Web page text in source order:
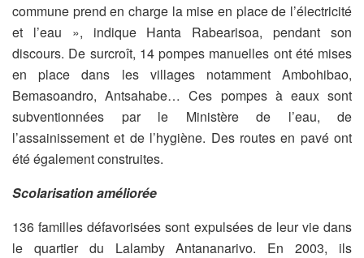
commune prend en charge la mise en place de l’électricité
et l’eau », indique Hanta Rabearisoa, pendant son
discours. De surcroît, 14 pompes manuelles ont été mises
en place dans les villages notamment Ambohibao,
Bemasoandro, Antsahabe… Ces pompes à eaux sont
subventionnées par le Ministère de l’eau, de
l’assainissement et de l’hygiène. Des routes en pavé ont
été également construites.
Scolarisation améliorée
136 familles défavorisées sont expulsées de leur vie dans
le quartier du Lalamby Antananarivo. En 2003, ils